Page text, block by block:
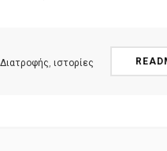
ιστορίες